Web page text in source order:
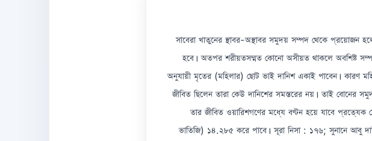
সাবেরা খাতুনের স্থাবর-অস্থাবর সমুদয় সম্পদ থেকে
হবে। অতপর শরীয়তসম্মত কোনো অসীয়ত থাকলে অবশিষ্ট
অনুযায়ী মৃতের (মহিলার) ছোট ভাই দানিশ একাই পাবেন। কারণ
জীবিত ছিলেন তারা কেউ দানিশের সমস্তরের নয়। তাই বোনের
তার জীবিত ওয়ারিশগণের মধ্যে বণ্টন হয়ে যাবে
ভাতিজি) ১৪.২৮৫ করে পাবে। সূরা নিসা : ১৭৬; সুনানে আবু